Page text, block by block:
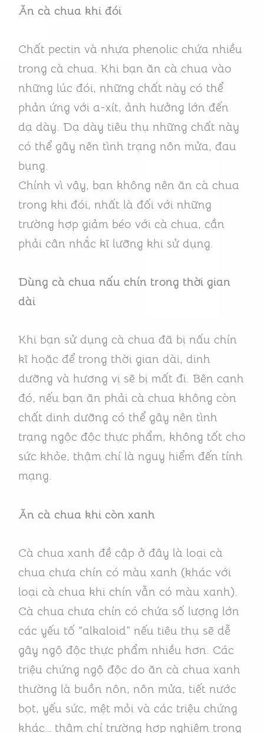
Ăn cà chua khi đói
Chất pectin và nhựa phenolic chứa nhiều
trong cà chua. Khi bạn ăn cà chua vào
những lúc đói, những chất này có thể
phản ứng với a-xít, ảnh hưởng lớn đến
dạ dày. Dạ dày tiêu thụ những chất này
có thể gây nên tình trạng nôn mửa, đau
bụng.
Chính vì vậy, bạn không nên ăn cà chua
trong khi đói, nhất là đối với những
trường hợp giảm béo với cà chua, cần
phải cân nhắc kĩ lưỡng khi sử dụng.
Dùng cà chua nấu chín trong thời gian
dài
Khi bạn sử dụng cà chua đã bị nấu chín
kĩ hoặc để trong thời gian dài, dinh
dưỡng và hương vị sẽ bị mất đi. Bên cạnh
đó, nếu bạn ăn phải cà chua không còn
chất dinh dưỡng có thể gây nên tình
trạng ngộc độc thực phẩm, không tốt cho
sức khỏe, thậm chí là nguy hiểm đến tính
mạng.
Ăn cà chua khi còn xanh
Cà chua xanh đề cập ở đây là loại cà
chua chưa chín có màu xanh (khác với
loại cà chua khi chín vẫn có màu xanh).
Cà chua chưa chín có chứa số lượng lớn
các yếu tố “alkaloid” nếu tiêu thụ sẽ dễ
gây ngộ độc thực phẩm nhiều hơn. Các
triệu chứng ngộ độc do ăn cà chua xanh
thường là buồn nôn, nôn mửa, tiết nước
bọt, yếu sức, mệt mỏi và các triệu chứng
khác… thậm chí trường hợp nghiêm trọng